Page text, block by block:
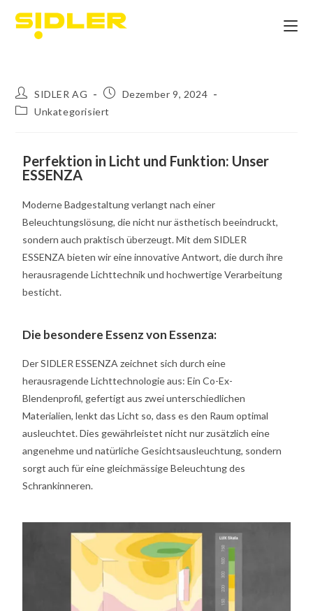
SIDLER AG
Dezember 9, 2024
Unkategorisiert
Perfektion in Licht und Funktion: Unser
ESSENZA
Moderne Badgestaltung verlangt nach einer
Beleuchtungslösung, die nicht nur ästhetisch beeindruckt,
sondern auch praktisch überzeugt. Mit dem SIDLER
ESSENZA bieten wir eine innovative Antwort, die durch ihre
herausragende Lichttechnik und hochwertige Verarbeitung
besticht.
Die besondere Essenz von Essenza:
Der SIDLER ESSENZA zeichnet sich durch eine
herausragende Lichttechnologie aus: Ein Co-Ex-
Blendenprofil, gefertigt aus zwei unterschiedlichen
Materialien, lenkt das Licht so, dass es den Raum optimal
ausleuchtet. Dies gewährleistet nicht nurzusätzlicheine
angenehme und natürliche Gesichtsausleuchtung, sondern
sorgt auch für eine gleichmässigeBeleuchtung des
Schrankinneren.